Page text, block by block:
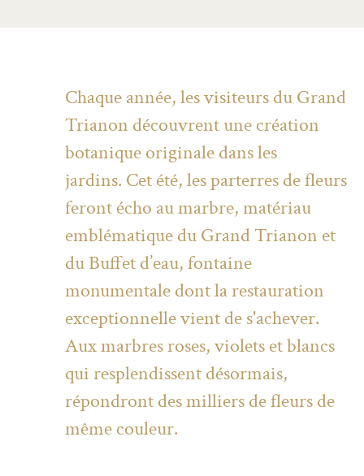
Chaque année, les visiteurs du Grand
Trianon découvrent une création
botanique originale dans les
jardins. Cet été, les parterres de fleurs
feront écho au marbre, matériau
emblématique du Grand Trianon et
du Buffet d’eau, fontaine
monumentale dont la restauration
exceptionnelle vient de s'achever.
Aux marbres roses, violets et blancs
qui resplendissent désormais,
répondront des milliers de fleurs de
même couleur.